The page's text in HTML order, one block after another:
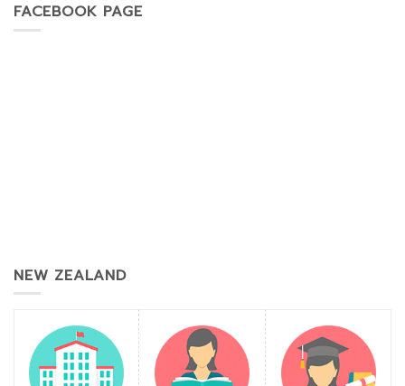
FACEBOOK PAGE
NEW ZEALAND